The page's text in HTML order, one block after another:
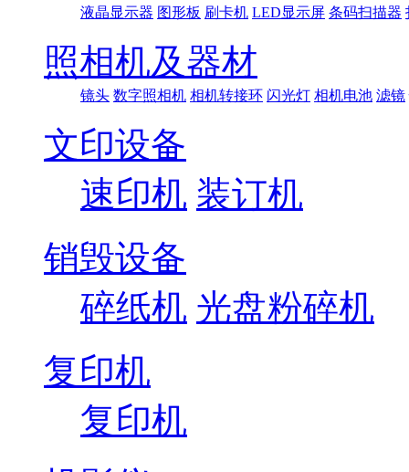
液晶显示器 图形板 刷卡机 LED显示屏 条码扫描器
照相机及器材
镜头 数字照相机 相机转接环 闪光灯 相机电池 滤镜
文印设备
速印机 装订机
销毁设备
碎纸机 光盘粉碎机
复印机
复印机